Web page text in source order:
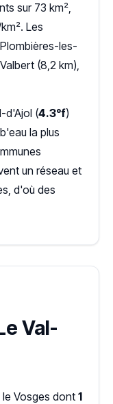
sur 73 km²,
Les
les-
(8,2 km),
d'Ajol (4.3°f)
la plus
un réseau et
d'où des
Val-
Vosges dont 1